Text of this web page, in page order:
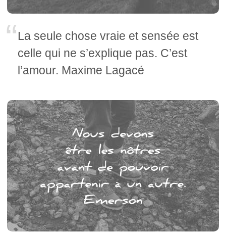
La seule chose vraie et sensée est
celle qui ne s’explique pas. C’est
l’amour. Maxime Lagacé